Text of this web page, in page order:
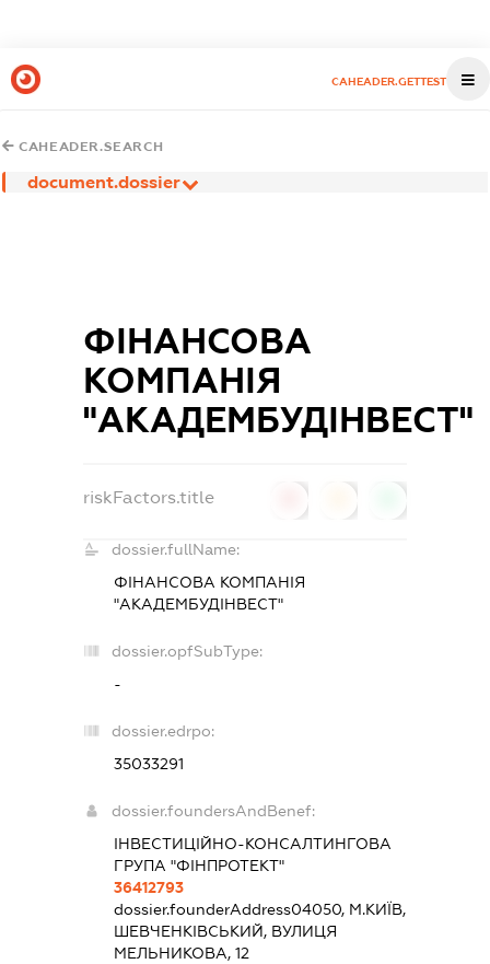
CAHEADER.GETTEST
CAHEADER.SEARCH
document.dossier
ФІНАНСОВА
КОМПАНІЯ
"АКАДЕМБУДІНВЕСТ"
riskFactors.title
dossier.fullName:
ФІНАНСОВА КОМПАНІЯ
"АКАДЕМБУДІНВЕСТ"
dossier.opfSubType:
-
dossier.edrpo:
35033291
dossier.foundersAndBenef:
ІНВЕСТИЦІЙНО-КОНСАЛТИНГОВА
ГРУПА "ФІНПРОТЕКТ"
36412793
dossier.founderAddress04050, М.КИЇВ,
ШЕВЧЕНКІВСЬКИЙ, ВУЛИЦЯ
МЕЛЬНИКОВА, 12